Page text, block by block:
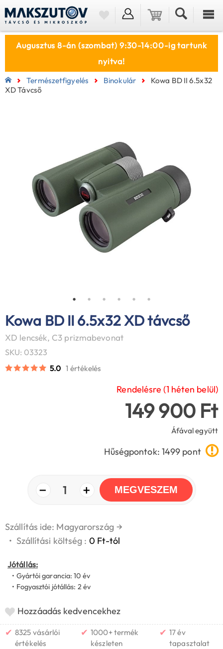
Augusztus 8-án (szombat) 9:30-14:00-ig tartunk
nyitva!
Természetfigyelés Binokulár
Kowa BD II 6.5x32
XD Távcső
Kowa BD II 6.5x32 XD távcső
XD lencsék, C3 prizmabevonat
SKU: 03323
5.0 1 értékelés
Rendelésre (1 héten belül)
149 900 Ft
Áfával együtt
Hűségpontok: 1499 pont
− 1 + MEGVESZEM
Szállítás ide: Magyarország →
• Szállítási költség : 0 Ft-tól
Jótállás:
• Gyártói garancia: 10 év
• Fogyasztói jótállás: 2 év
Hozzáadás kedvencekhez
✔ 8325 vásárlói
értékelés
✔ 1000+ termék
készleten
✔ 17 év
tapasztalat